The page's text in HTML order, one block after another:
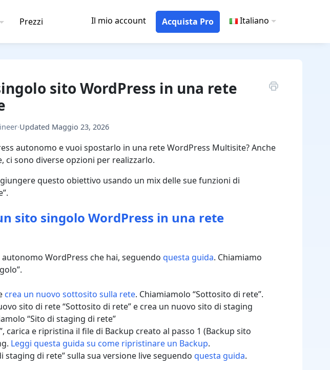
Prezzi Il mio account Acquista Pro Italiano
sito WordPress in una rete
·Updated Maggio 23, 2026
autonomo e vuoi spostarlo in una rete WordPress Multisite? Anche
ci sono diverse opzioni per realizzarlo.
questo obiettivo usando un mix delle sue funzioni di
sito singolo WordPress in una rete
WordPress che hai, seguendoquesta guida. Chiamiamo
crea un nuovo sottosito sulla rete. Chiamiamolo “Sottosito di rete”.
sito di rete “Sottosito di rete” e crea un nuovo sito di staging
“Sito di staging di rete”
carica e ripristina il file di Backup creato al passo 1 (Backup sito
Leggi questa guida su come ripristinare un Backup.
staging di rete” sulla sua versione live seguendoquesta guida.